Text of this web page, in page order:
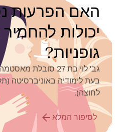
האם הפרעות
יכולות
גופניות?
גב' לוי בת 27 סובלת
בעת לימודיה באוניברסיטה
לחוצה).
לסיפור המלא